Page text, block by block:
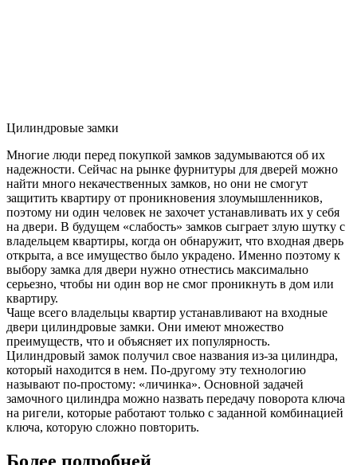
Цилиндровые замки
Многие люди перед покупкой замков задумываются об их
надежности. Сейчас на рынке фурнитуры для дверей можно
найти много некачественных замков, но они не смогут
защитить квартиру от проникновения злоумышленников,
поэтому ни один человек не захочет устанавливать их у себя
на двери. В будущем «слабость» замков сыграет злую шутку с
владельцем квартиры, когда он обнаружит, что входная дверь
открыта, а все имущество было украдено. Именно поэтому к
выбору замка для двери нужно отнестись максимально
серьезно, чтобы ни один вор не смог проникнуть в дом или
квартиру.
Чаще всего владельцы квартир устанавливают на входные
двери цилиндровые замки. Они имеют множество
преимуществ, что и объясняет их популярность.
Цилиндровый замок получил свое названия из-за цилиндра,
который находится в нем. По-другому эту технологию
называют по-простому: «личинка». Основной задачей
замочного цилиндра можно назвать передачу поворота ключа
на ригели, которые работают только с заданной комбинацией
ключа, которую сложно повторить.